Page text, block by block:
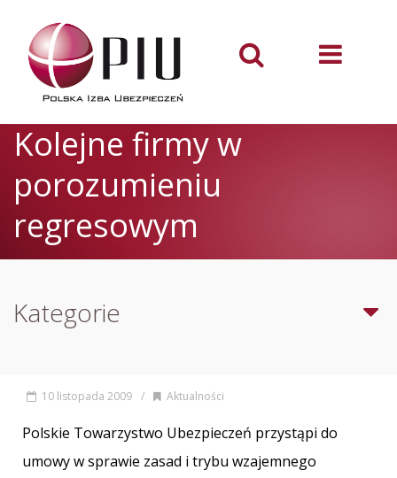
Kolejne firmy w
porozumieniu
regresowym
Kategorie
10 listopada 2009 / Aktualności
Polskie Towarzystwo Ubezpieczeń przystąpi do
umowy w sprawie zasad i trybu wzajemnego